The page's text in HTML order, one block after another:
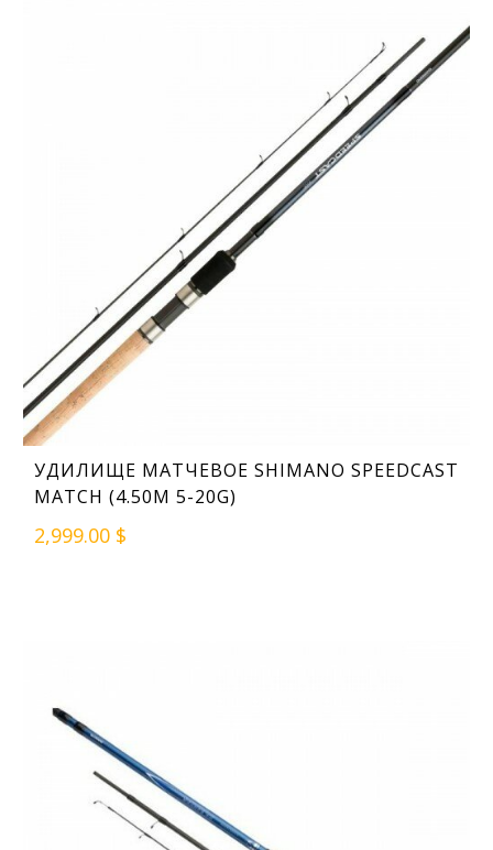
УДИЛИЩЕ МАТЧЕВОЕ SHIMANO SPEEDCAST
MATCH (4.50M 5-20G)
2,999.00 $